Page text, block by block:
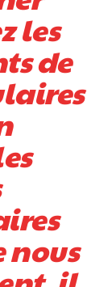
les
de
nous